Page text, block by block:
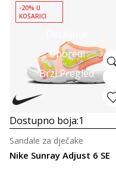
Uporedi
Brzi Pregled
-20% U
KOŠARICI
Dostupno boja:1
Nike Sunray Adjust 6 SE
Sandale za dječake